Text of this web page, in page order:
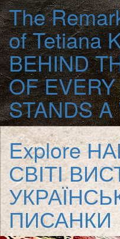
The
of Tetiana
BEHIND
OF
STANDS
Explore
СВІТІ
ПИСАНКИ